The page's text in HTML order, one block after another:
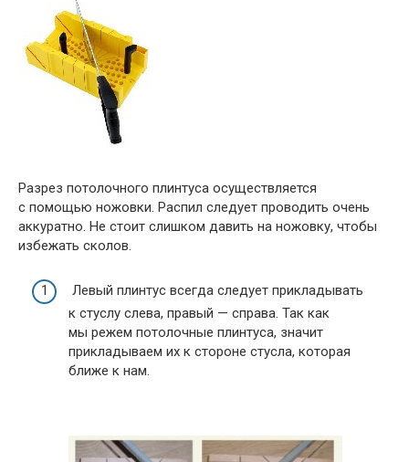
Разрез потолочного плинтуса осуществляется
с помощью ножовки. Распил следует проводить очень
аккуратно. Не стоит слишком давить на ножовку, чтобы
избежать сколов.
Левый плинтус всегда следует прикладывать
к стуслу слева, правый — справа. Так как
мы режем потолочные плинтуса, значит
прикладываем их к стороне стусла, которая
ближе к нам.